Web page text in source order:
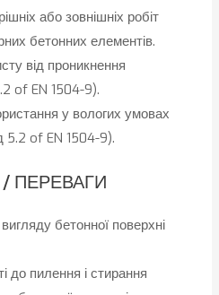
або зовнішніх робіт
бетонних елементів.
від проникнення
of EN 1504-9).
у вологих умовах
5.2 of EN 1504-9).
ПЕРЕВАГИ
бетонної поверхні
до пилення і стирання